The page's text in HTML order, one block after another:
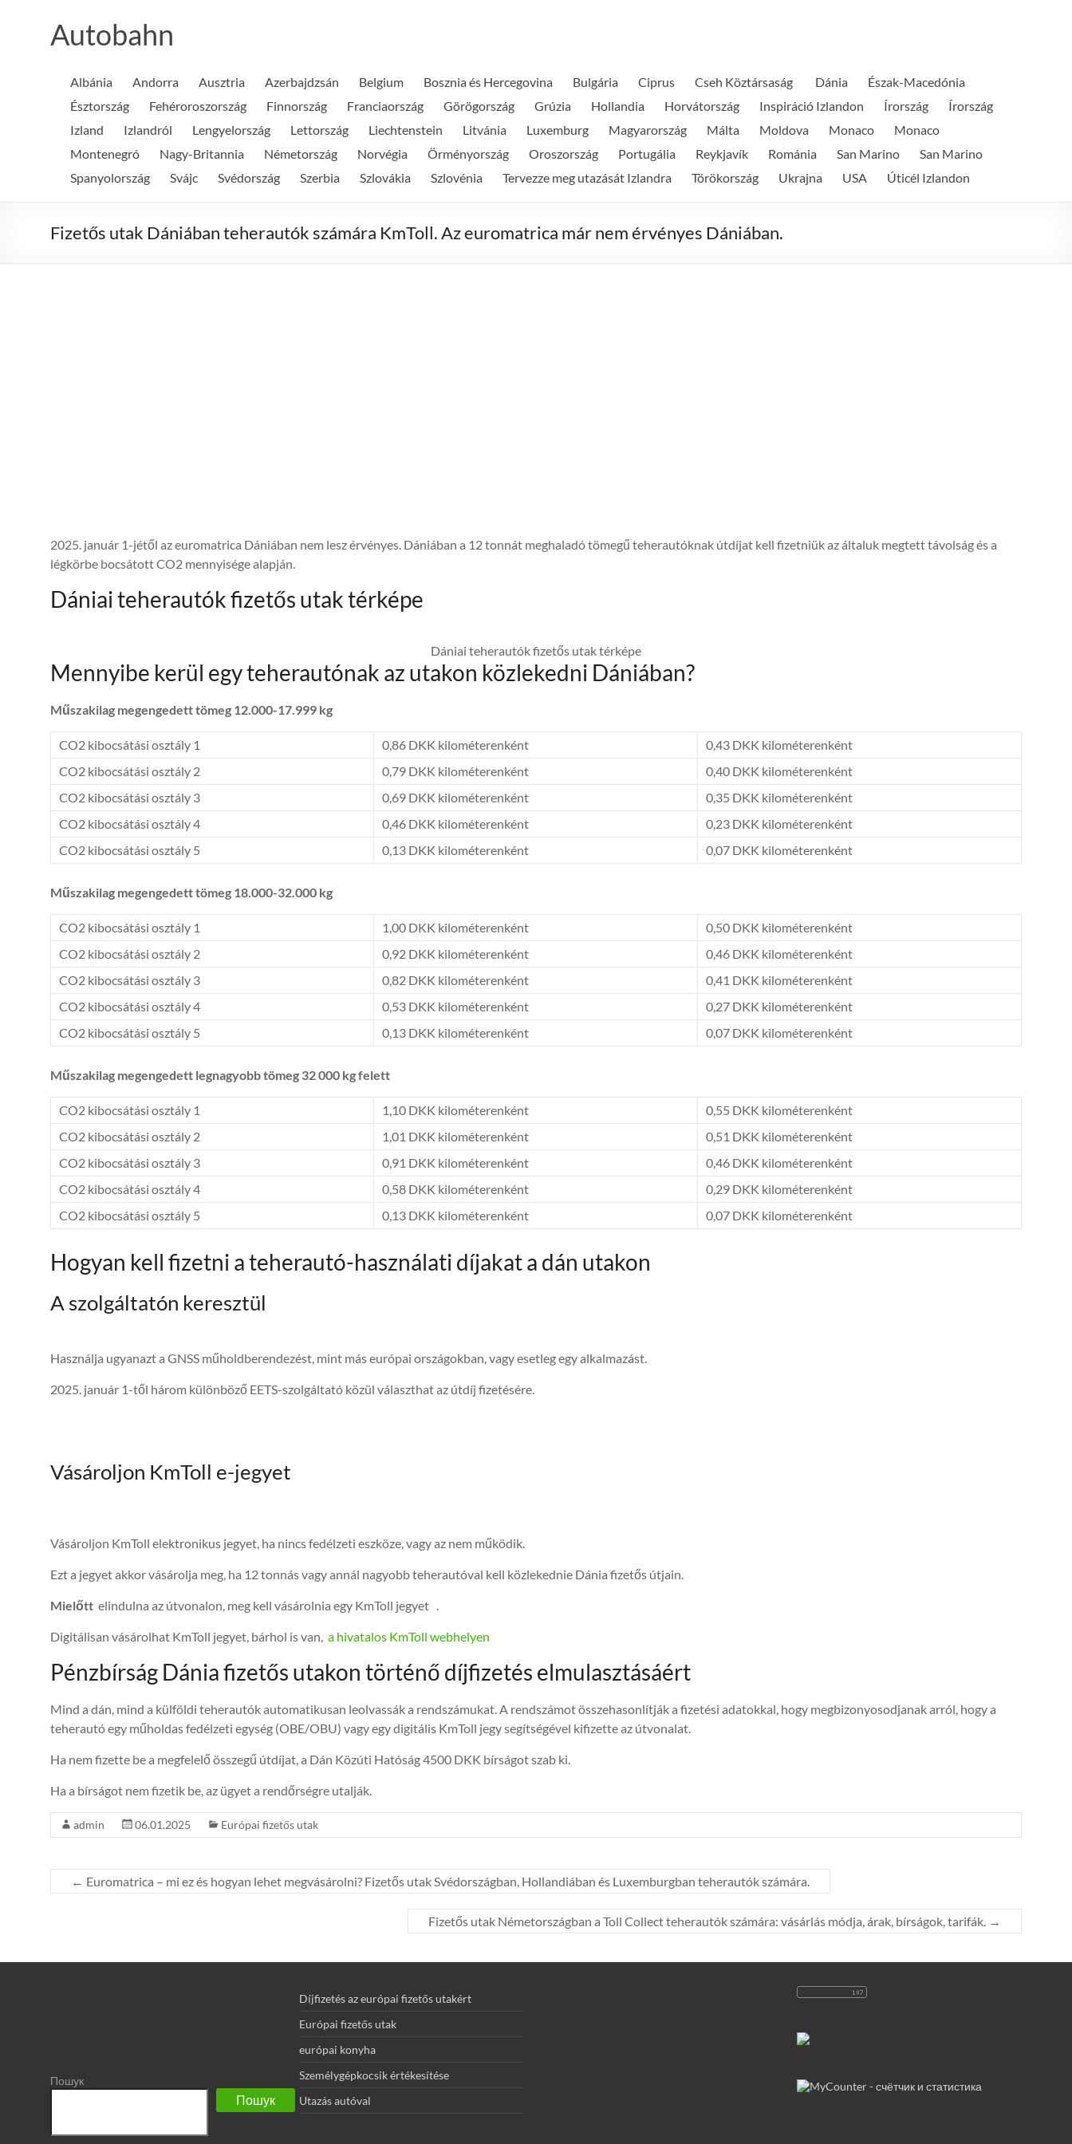
Autobahn
Albánia Andorra Ausztria Azerbajdzsán Belgium Bosznia és Hercegovina Bulgária Ciprus Cseh Köztársaság Dánia
Észak-Macedónia
Észtország
Fehéroroszország Finnország Franciaország Görögország Grúzia Hollandia Horvátország Inspiráció Izlandon Írország
Írország
Izland
Izlandról Lengyelország Lettország Liechtenstein Litvánia Luxemburg Magyarország Málta Moldova Monaco
Monaco
Montenegró
Nagy-Britannia Németország Norvégia Örményország Oroszország Portugália Reykjavík Románia San Marino
San Marino
Spanyolország
Svájc Svédország Szerbia Szlovákia Szlovénia Tervezze meg utazását Izlandra Törökország Ukrajna USA Úticél Izlandon
Fizetős utak Dániában teherautók számára KmToll. Az euromatrica már nem érvényes Dániában.
2025. január 1-jétől az euromatrica Dániában nem lesz érvényes. Dániában a 12 tonnát meghaladó tömegű teherautóknak útdíjat kell fizetniük az általuk megtett távolság és a
légkörbe bocsátott CO2 mennyisége alapján.
Dániai teherautók fizetős utak térképe
Dániai teherautók fizetős utak térképe
Mennyibe kerül egy teherautónak az utakon közlekedni Dániában?
Műszakilag megengedett tömeg 12.000-17.999 kg
CO2 kibocsátási osztály 1 0,86 DKK kilométerenként
0,43 DKK kilométerenként
CO2 kibocsátási osztály 2
0,79 DKK kilométerenként
0,40 DKK kilométerenként
CO2 kibocsátási osztály 3
0,69 DKK kilométerenként
0,35 DKK kilométerenként
CO2 kibocsátási osztály 4
0,46 DKK kilométerenként
0,23 DKK kilométerenként
CO2 kibocsátási osztály 5
0,13 DKK kilométerenként 0,07 DKK kilométerenként
Műszakilag megengedett tömeg 18.000-32.000 kg
CO2 kibocsátási osztály 1 1,00 DKK kilométerenként
0,50 DKK kilométerenként
CO2 kibocsátási osztály 2
0,92 DKK kilométerenként
0,46 DKK kilométerenként
CO2 kibocsátási osztály 3
0,82 DKK kilométerenként
0,41 DKK kilométerenként
CO2 kibocsátási osztály 4
0,53 DKK kilométerenként
0,27 DKK kilométerenként
CO2 kibocsátási osztály 5
0,13 DKK kilométerenként 0,07 DKK kilométerenként
Műszakilag megengedett legnagyobb tömeg 32 000 kg felett
CO2 kibocsátási osztály 1 1,10 DKK kilométerenként
0,55 DKK kilométerenként
CO2 kibocsátási osztály 2
1,01 DKK kilométerenként
0,51 DKK kilométerenként
CO2 kibocsátási osztály 3
0,91 DKK kilométerenként
0,46 DKK kilométerenként
CO2 kibocsátási osztály 4
0,58 DKK kilométerenként
0,29 DKK kilométerenként
CO2 kibocsátási osztály 5
0,13 DKK kilométerenként 0,07 DKK kilométerenként
Hogyan kell fizetni a teherautó-használati díjakat a dán utakon
A szolgáltatón keresztül
Használja ugyanazt a GNSS műholdberendezést, mint más európai országokban, vagy esetleg egy alkalmazást.
2025. január 1-től három különböző EETS-szolgáltató közül választhat az útdíj fizetésére.
Vásároljon KmToll e-jegyet
Vásároljon KmToll elektronikus jegyet, ha nincs fedélzeti eszköze, vagy az nem működik.
Ezt a jegyet akkor vásárolja meg, ha 12 tonnás vagy annál nagyobb teherautóval kell közlekednie Dánia fizetős útjain.
Mielőtt elindulna az útvonalon, meg kell vásárolnia egy KmToll jegyet .
Digitálisan vásárolhat KmToll jegyet, bárhol is van, a hivatalos KmToll webhelyen
Pénzbírság Dánia fizetős utakon történő díjfizetés elmulasztásáért
Mind a dán, mind a külföldi teherautók automatikusan leolvassák a rendszámukat. A rendszámot összehasonlítják a fizetési adatokkal, hogy megbizonyosodjanak arról, hogy a
teherautó egy műholdas fedélzeti egység (OBE/OBU) vagy egy digitális KmToll jegy segítségével kifizette az útvonalat.
Ha nem fizette be a megfelelő összegű útdíjat, a Dán Közúti Hatóság 4500 DKK bírságot szab ki.
Ha a bírságot nem fizetik be, az ügyet a rendőrségre utalják.
admin 06.01.2025 Európai fizetős utak
← Euromatrica – mi ez és hogyan lehet megvásárolni? Fizetős utak Svédországban, Hollandiában és Luxemburgban teherautók számára.
Fizetős utak Németországban a Toll Collect teherautók számára: vásárlás módja, árak, bírságok, tarifák. →
Пошук
Пошук
Díjfizetés az európai fizetős utakért
Európai fizetős utak
európai konyha
Személygépkocsik értékesítése
Utazás autóval